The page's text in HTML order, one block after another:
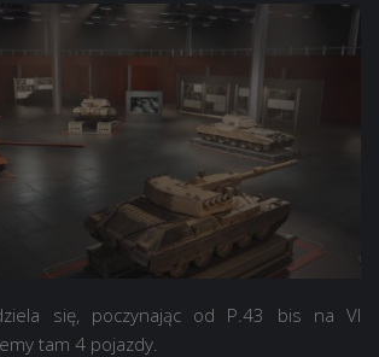
się, poczynając od P.43 bis na VI
tam 4 pojazdy.